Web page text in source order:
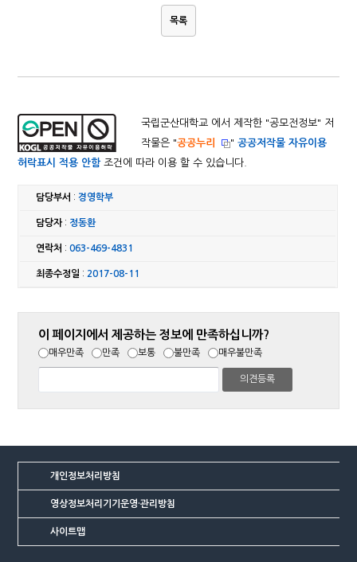
목록
국립군산대학교 에서 제작한 "공모전정보" 저
작물은 "공공누리 "공공저작물 자유이용
허락표시 적용 안함조건에 따라 이용 할 수 있습니다.
담당부서 :경영학부
담당자: 정동환
연락처 :063-469-4831
최종수정일 : 2017-08-11
이 페이지에서 제공하는 정보에 만족하십니까?
매우만족 만족 보통 불만족 매우불만족
개인정보처리방침
영상정보처리기기운영·관리방침
사이트맵